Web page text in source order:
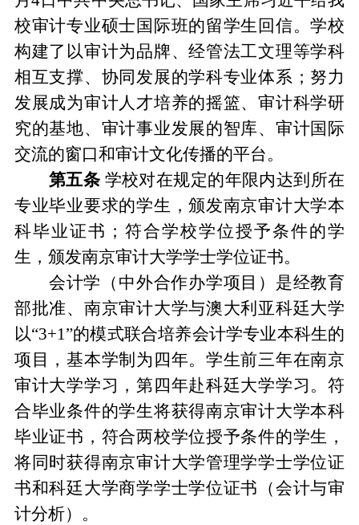
校审计专业硕士国际班的留学生回信。学校
构建了以审计为品牌、经管法工文理等学科
相互支撑、协同发展的学科专业体系 ； 努力
发展成为审计人才培养的摇篮、审计科学研
究的基地、审计事业发展的智库、审计国际
交流的窗口和审计文化传播的平台。
第五条 学校对在规定的年限内达到所在
专业毕业要求的学生，颁发南京审计大学本
科毕业证书；符合学校学位授予条件的学
生，颁发南京审计大学学士学位证书。
会计学 （ 中外合作办学项目 ） 是经教育
部批准、南京审计大学与澳大利亚科廷大学
以“3+1”的模式联合培养会计学专业本科生的
项目 ，基本学制为四年。学生前三年在南京
审计大学学习 ，第四年赴科廷大学学习。符
合毕业条件的学生将获得南京审计大学本科
毕业证书 ， 符合两校学位授予条件的学生 ，
将同时获得南京审计大学管理学学士学位证
书和科廷大学商学学士学位证书 （会计与审
计分析） 。